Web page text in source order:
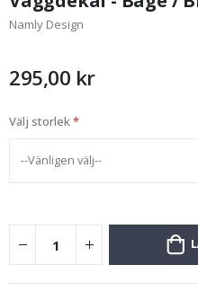
början
av
Namly Design
295,00 kr
Välj storlek